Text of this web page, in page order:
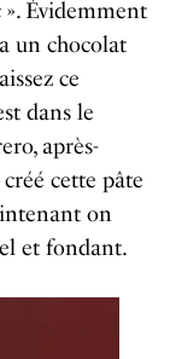
Évidemment
un chocolat
ce
dans le
après-
cette pâte
on
et fondant.